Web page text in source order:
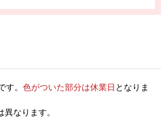
。 色がついた部分は休業日 となりま
なります。